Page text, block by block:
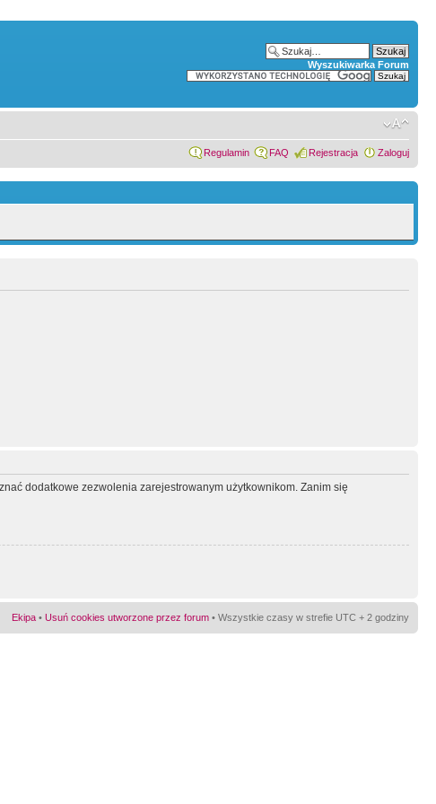
Wyszukiwarka Forum
Regulamin FAQ Rejestracja Zaloguj
dodatkowe zezwolenia zarejestrowanym użytkownikom. Zanim się
Ekipa • Usuń cookies utworzone przez forum • Wszystkie czasy w strefie UTC + 2 godziny